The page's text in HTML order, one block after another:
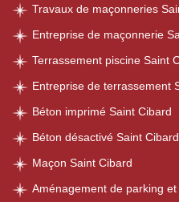
Travaux de maçonneries
Entreprise de maçonnerie
Terrassement piscine Saint
Entreprise de terrassement
Béton imprimé Saint Cibard
Béton désactivé Saint Cibard
Maçon Saint Cibard
Aménagement de parking